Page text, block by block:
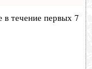
в течение первых 7